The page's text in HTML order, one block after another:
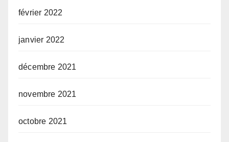
février 2022
janvier 2022
décembre 2021
novembre 2021
octobre 2021